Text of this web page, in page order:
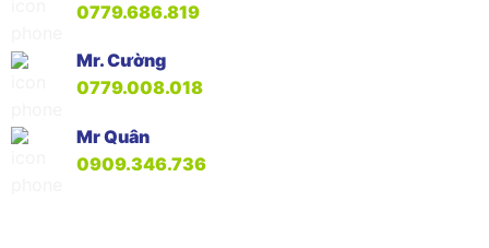
0779.686.819
Mr. Cường
0779.008.018
Mr Quân
0909.346.736